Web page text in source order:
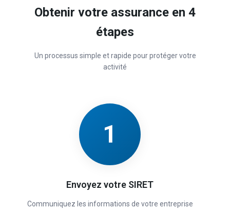
Obtenir votre assurance en 4
étapes
Un processus simple et rapide pour protéger votre
activité
1
Envoyez votre SIRET
Communiquez les informations de votre entreprise